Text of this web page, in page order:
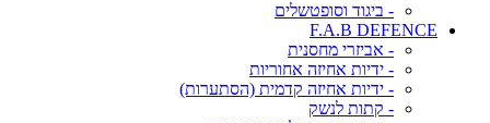
- ביגוד וסופטשלים
F.A.B DEFENCE
- אביזרי מחסנית
- ידיות אחיזה אחוריות
- ידיות אחיזה קדמית (הסתערות)
- קתות לנשק